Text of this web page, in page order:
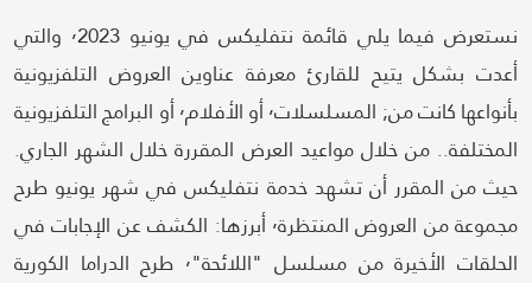
نستعرض فيما يلي قائمة نتفليكس في يونيو ٬2023 والتي
أعدت بشكل يتيح للقارئ معرفة عناوين العروض التلفزيونية
بأنواعها كانت من; المسلسلات٬ أو الأفلام٬ أو البرامج التلفزيونية
المختلفة.. من خلال مواعيد العرض المقررة خلال الشهر الجاري.
حيث من المقرر أن تشهد خدمة نتفليكس في شهر يونيو طرح
مجموعة من العروض المنتظرة٬ أبرزها: الكشف عن الإجابات في
الحلقات الأخيرة من مسلسل "اللائحة"٬ طرح الدراما الكورية